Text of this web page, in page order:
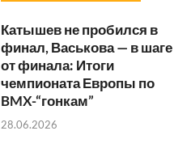
Катышев не пробился в
финал, Васькова — в шаге
от финала: Итоги
чемпионата Европы по
BMX-“гонкам”
28.06.2026